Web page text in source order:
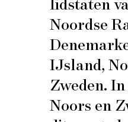
Noordse
IJsland,
Zweden.
Noors en